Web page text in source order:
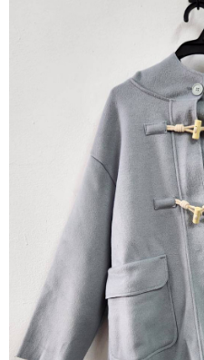
２．便利：只要手機號碼，簡訊認證
３．安心：先確認商品／服務後，再付
【「AFTEE先享後付」結帳流程】
１．於結帳方式選擇「AFTEE先享後
結帳頁面，進行簡訊認證並確認金額
２．訂單成立數日內，您將收到繳費
３．收到繳費通知簡訊後14天內，點
ATM／網路銀行／等多元方式進行付
※ 請注意：結帳手續完成當下不需立
購買商品的店家。未經商家同意取消
後付繳納相關費用。
※ 交易是否成功請以「AFTEE先享
是否繳費成功／繳費後需取消欲退款
客戶支援中心」
https://
【注意事項】
１．透過由恩沛科技股份有限公司提
易，需依本服務之必要範圍內提供個
權轉讓予恩沛科技股份有限公司。
２．關於個人資料處理事宜，請瀏覽
https://aftee.tw/terms/#terms3
每筆NT$80，滿NT$1,200(含以上
每筆NT$80，滿NT$1,200(含以上
每筆NT$80，滿NT$1,200(含以